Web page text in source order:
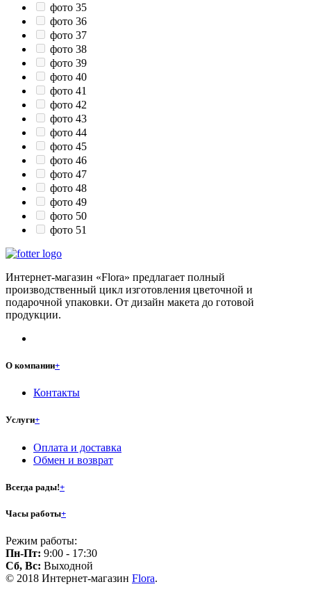
фото 35
фото 36
фото 37
фото 38
фото 39
фото 40
фото 41
фото 42
фото 43
фото 44
фото 45
фото 46
фото 47
фото 48
фото 49
фото 50
фото 51
Интернет-магазин «Flora» предлагает полный
производственный цикл изготовления цветочной и
подарочной упаковки. От дизайн макета до готовой
продукции.
О компании+
Контакты
Услуги+
Оплата и доставка
Обмен и возврат
Всегда рады!+
Часы работы+
Режим работы:
Пн-Пт: 9:00 - 17:30
Сб, Вс: Выходной
© 2018 Интернет-магазин Flora.